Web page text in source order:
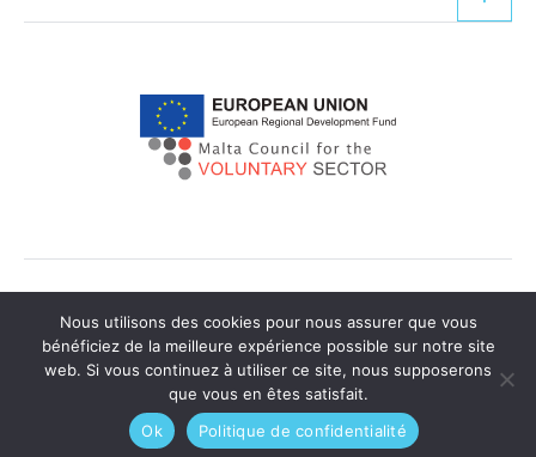
Tous droits réservés.
Politique de confidentialité
Politique en matière de cookies
PROPULSÉ PAR
Nous utilisons des cookies pour nous assurer que vous
bénéficiez de la meilleure expérience possible sur notre site
web. Si vous continuez à utiliser ce site, nous supposerons
que vous en êtes satisfait.
Ok
Politique de confidentialité